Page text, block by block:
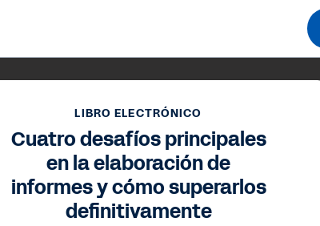
LIBRO ELECTRÓNICO
Cuatro desafíos principales
en la elaboración de
informes y cómo superarlos
definitivamente